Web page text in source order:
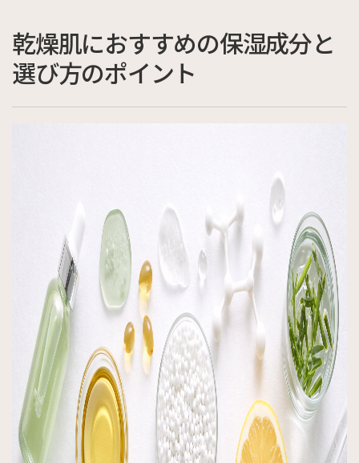
乾燥肌におすすめの保湿成分と
選び方のポイント